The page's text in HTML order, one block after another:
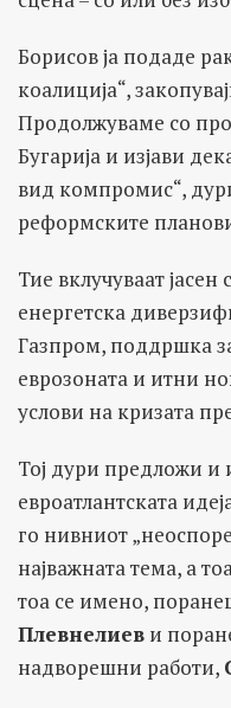
Борисов ја подаде
коалиција“,
Продолжуваме со
Бугарија и изјави
вид компромис“,
реформските
Тие вклучуваат јасен
енергетска
Газпром, поддршка
еврозоната и итни
услови на кризата
Тој дури предложи и
евроатлантската
го нивниот
најважната тема, а
тоа се имено,
Плевнелиев и
надворешни работи,